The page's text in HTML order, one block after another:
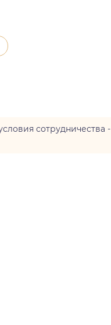
сотрудничества -